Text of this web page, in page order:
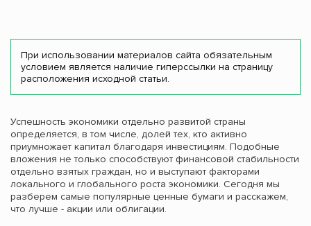
При использовании материалов сайта обязательным
условием является наличие гиперссылки на страницу
расположения исходной статьи.
Успешность экономики отдельно развитой страны
определяется, в том числе, долей тех, кто активно
приумножает капитал благодаря инвестициям. Подобные
вложения не только способствуют финансовой стабильности
отдельно взятых граждан, но и выступают факторами
локального и глобального роста экономики. Сегодня мы
разберем самые популярные ценные бумаги и расскажем,
что лучше - акции или облигации.